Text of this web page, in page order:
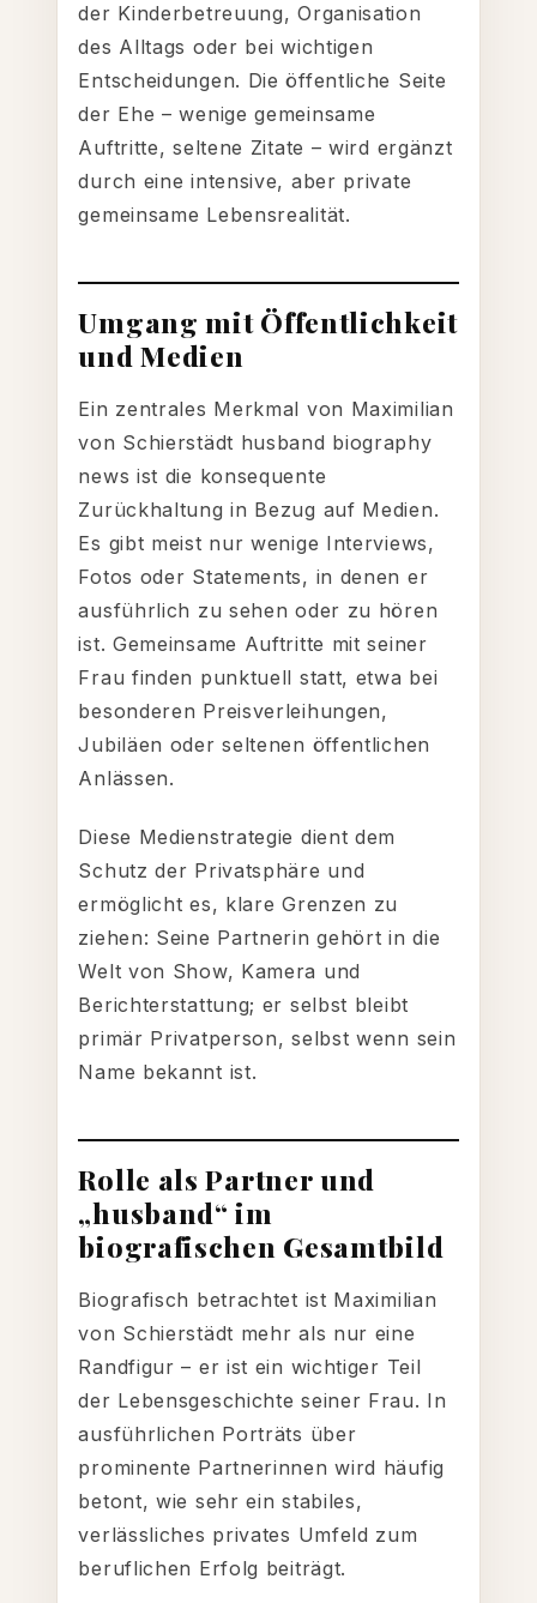
der Kinderbetreuung, Organisation
des Alltags oder bei wichtigen
Entscheidungen. Die öffentliche Seite
der Ehe – wenige gemeinsame
Auftritte, seltene Zitate – wird ergänzt
durch eine intensive, aber private
gemeinsame Lebensrealität.
Umgang mit Öffentlichkeit
und Medien
Ein zentrales Merkmal von Maximilian
von Schierstädt husband biography
news ist die konsequente
Zurückhaltung in Bezug auf Medien.
Es gibt meist nur wenige Interviews,
Fotos oder Statements, in denen er
ausführlich zu sehen oder zu hören
ist. Gemeinsame Auftritte mit seiner
Frau finden punktuell statt, etwa bei
besonderen Preisverleihungen,
Jubiläen oder seltenen öffentlichen
Anlässen.
Diese Medienstrategie dient dem
Schutz der Privatsphäre und
ermöglicht es, klare Grenzen zu
ziehen: Seine Partnerin gehört in die
Welt von Show, Kamera und
Berichterstattung; er selbst bleibt
primär Privatperson, selbst wenn sein
Name bekannt ist.
Rolle als Partner und
„husband“ im
biografischen Gesamtbild
Biografisch betrachtet ist Maximilian
von Schierstädt mehr als nur eine
Randfigur – er ist ein wichtiger Teil
der Lebensgeschichte seiner Frau. In
ausführlichen Porträts über
prominente Partnerinnen wird häufig
betont, wie sehr ein stabiles,
verlässliches privates Umfeld zum
beruflichen Erfolg beiträgt.